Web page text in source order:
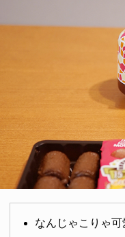
なんじゃこりゃ可